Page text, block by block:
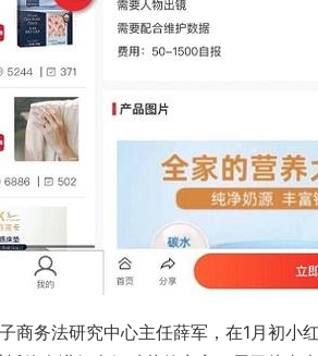
商务法研究中心主任薛军 ，在1月初小